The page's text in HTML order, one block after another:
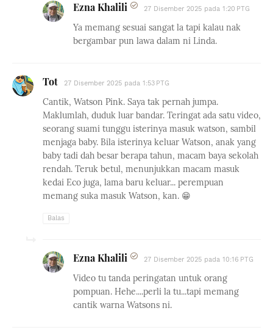
Ezna Khalili 27 Disember 2025 pada 1:20 PTG
Ya memang sesuai sangat la tapi kalau nak
bergambar pun lawa dalam ni Linda.
Tot 27 Disember 2025 pada 1:53 PTG
Cantik, Watson Pink. Saya tak pernah jumpa.
Maklumlah, duduk luar bandar. Teringat ada satu video,
seorang suami tunggu isterinya masuk watson, sambil
menjaga baby. Bila isterinya keluar Watson, anak yang
baby tadi dah besar berapa tahun, macam baya sekolah
rendah. Teruk betul, menunjukkan macam masuk
kedai Eco juga, lama baru keluar... perempuan
memang suka masuk Watson, kan. 😁
Balas
Ezna Khalili 27 Disember 2025 pada 10:16 PTG
Video tu tanda peringatan untuk orang
pompuan. Hehe....perli la tu...tapi memang
cantik warna Watsons ni.